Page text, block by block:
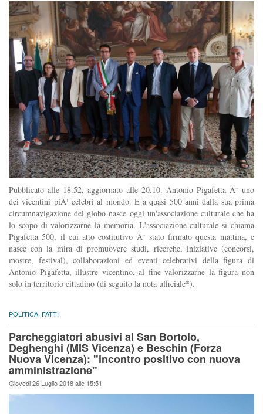
Pubblicato alle 18.52, aggiornato alle 20.10. Antonio Pigafetta Ã¨ uno
dei vicentini piÃ¹ celebri al mondo. E a quasi 500 anni dalla sua prima
circumnavigazione del globo nasce oggi un'associazione culturale che ha
lo scopo di valorizzarne la memoria. L'associazione culturale si chiama
Pigafetta 500, il cui atto costitutivo Ã¨ stato firmato questa mattina, e
nasce con la mira di promuovere studi, ricerche, iniziative (concorsi,
mostre, festival), collaborazioni ed eventi celebrativi della figura di
Antonio Pigafetta, illustre vicentino, al fine valorizzarne la figura non
solo in territorio cittadino (di seguito la nota ufficiale*).
POLITICA FATTI
Parcheggiatori abusivi al San Bortolo,
Deghenghi (MIS Vicenza) e Beschin (Forza
Nuova Vicenza): "incontro positivo con nuova
amministrazione"
Giovedi 26 Luglio 2018 alle 15:51